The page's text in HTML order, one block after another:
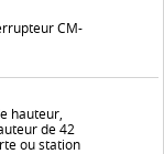
CM-
hauteur,
de 42
ou station